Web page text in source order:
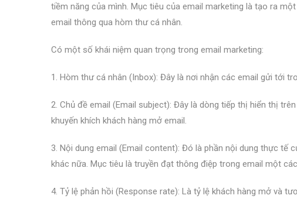
tiềm năng của mình. Mục tiêu của email marketing là tạo ra
email thông qua hòm thư cá nhân.
Có một số khái niệm quan trọng trong email marketing:
1. Hòm thư cá nhân (Inbox): Đây là nơi nhận các email gửi tới
2. Chủ đề email (Email subject): Đây là dòng tiếp thị hiển thị
khuyến khích khách hàng mở email.
3. Nội dung email (Email content): Đó là phần nội dung thực tế
khác nữa. Mục tiêu là truyền đạt thông điệp trong email một
4. Tỷ lệ phản hồi (Response rate): Là tỷ lệ khách hàng mở và